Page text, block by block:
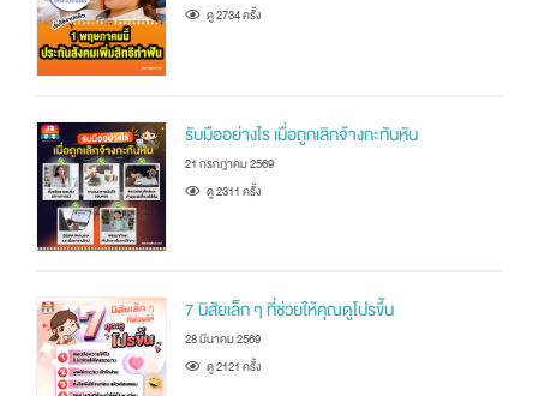
ดู 2734 ครัั้ง
รับมืออย่างไร เมื่อถูกเลิกจ้างกะทันหัน
21 กรกฎาคม 2569
ดู 2311 ครัั้ง
7 นิสัยเล็ก ๆ ที่ช่วยให้คุณดูโปรขึ้น
28 มีนาคม 2569
ดู 2121 ครัั้ง